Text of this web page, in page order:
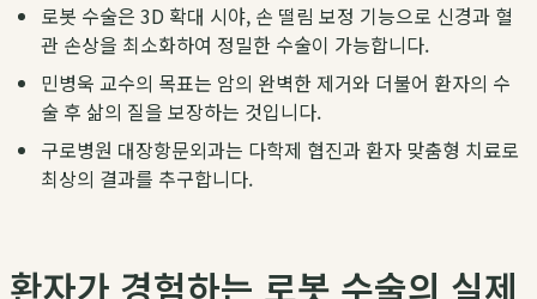
로봇 수술은 3D 확대 시야, 손 떨림 보정 기능으로 신경과 혈
관 손상을 최소화하여 정밀한 수술이 가능합니다.
민병욱 교수의 목표는 암의 완벽한 제거와 더불어 환자의 수
술 후 삶의 질을 보장하는 것입니다.
구로병원 대장항문외과는 다학제 협진과 환자 맞춤형 치료로
최상의 결과를 추구합니다.
환자가 경험하는 로봇 수술의 실제